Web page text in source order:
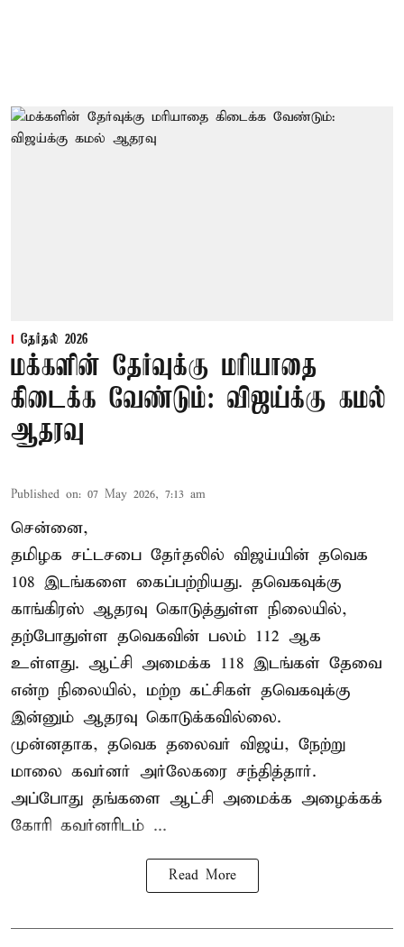
தேர்தல் 2026
மக்களின் தேர்வுக்கு மரியாதை
கிடைக்க வேண்டும்: விஜய்க்கு கமல்
ஆதரவு
Published on: 07 May 2026, 7:13 am
சென்னை,
தமிழக சட்டசபை தேர்தலில் விஜய்யின் தவெக
108 இடங்களை கைப்பற்றியது. தவெகவுக்கு
காங்கிரஸ் ஆதரவு கொடுத்துள்ள நிலையில்,
தற்போதுள்ள தவெகவின் பலம் 112 ஆக
உள்ளது. ஆட்சி அமைக்க 118 இடங்கள் தேவை
என்ற நிலையில், மற்ற கட்சிகள் தவெகவுக்கு
இன்னும் ஆதரவு கொடுக்கவில்லை.
முன்னதாக, தவெக தலைவர் விஜய், நேற்று
மாலை கவர்னர் அர்லேகரை சந்தித்தார்.
அப்போது தங்களை ஆட்சி அமைக்க அழைக்கக்
கோரி கவர்னரிடம் ...
Read More